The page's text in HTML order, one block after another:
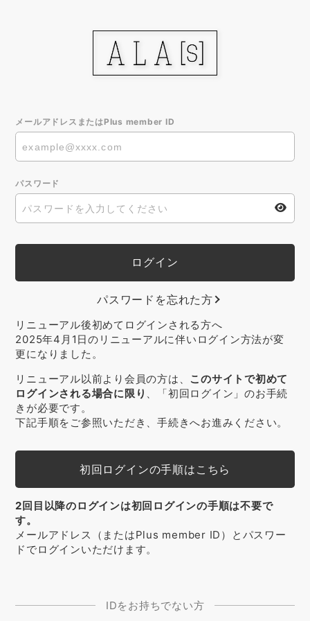
メールアドレスまたはPlus member ID
パスワード
パスワードを忘れた方
リニューアル後初めてログインされる方へ
2025年4月1日のリニューアルに伴いログイン方法が変
更になりました。
リニューアル以前より会員の方は、 このサイトで初めて
ログインされる場合に限り 、「初回ログイン」のお手続
きが必要です。
下記手順をご参照いただき、手続きへお進みください。
初回ログインの手順はこちら
2回目以降のログインは初回ログインの手順は不要で
す。
メールアドレス（またはPlus member ID）とパスワー
ドでログインいただけます。
IDをお持ちでない方